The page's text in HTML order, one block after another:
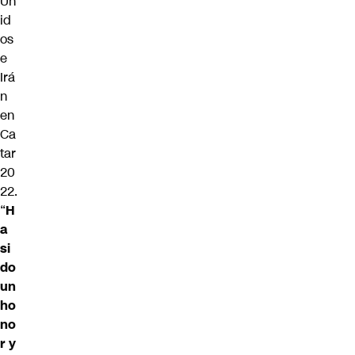
id
os
e
Irá
n
en
Ca
tar
20
22.
“H
a
si
do
un
ho
no
r y